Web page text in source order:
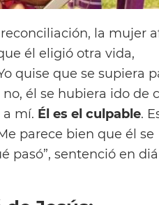
la mujer
él eligió otra vida,
quise que se supiera
él se hubiera ido de
mí. Él es el culpable.
parece bien que él se
pasó”, sentenció en